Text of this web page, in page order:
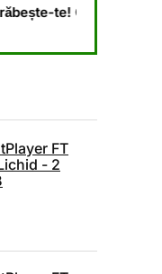
curând.
FT
- 2
lei.